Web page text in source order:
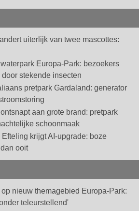
uiterlijk van twee mascottes:
Europa-Park: bezoekers
stekende insecten
pretpark Gardaland: generator
aan grote brand: pretpark
schoonmaak
krijgt AI-upgrade: boze
ooit
nieuw themagebied Europa-Park:
teleurstellend'